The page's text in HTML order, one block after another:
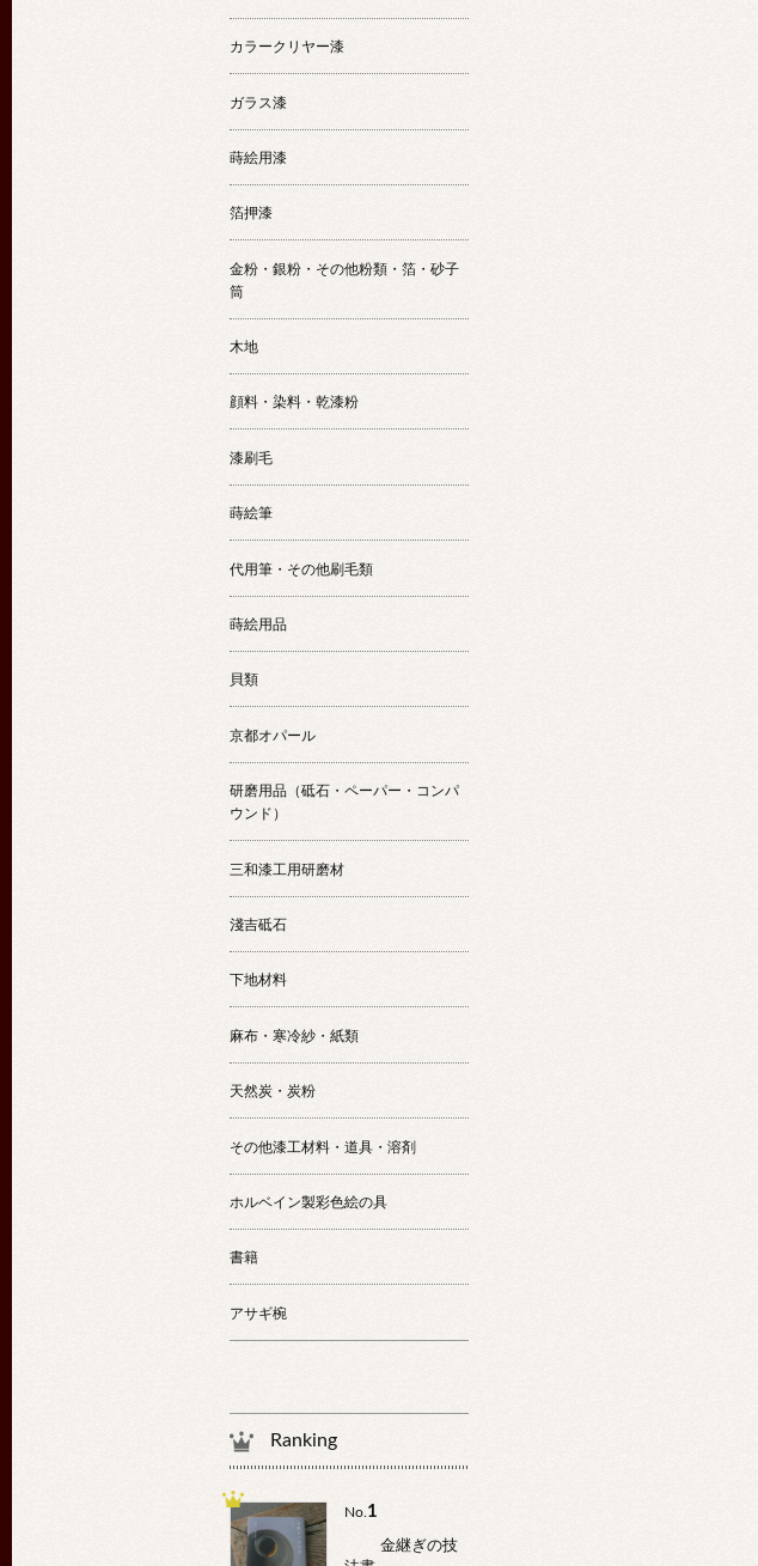
カラークリヤー漆
ガラス漆
蒔絵用漆
箔押漆
金粉・銀粉・その他粉類・箔・砂子
筒
木地
顔料・染料・乾漆粉
漆刷毛
蒔絵筆
代用筆・その他刷毛類
蒔絵用品
貝類
京都オパール
研磨用品（砥石・ペーパー・コンパ
ウンド）
三和漆工用研磨材
淺吉砥石
下地材料
麻布・寒冷紗・紙類
天然炭・炭粉
その他漆工材料・道具・溶剤
ホルベイン製彩色絵の具
書籍
アサギ椀
Ranking
No.1
金継ぎの技